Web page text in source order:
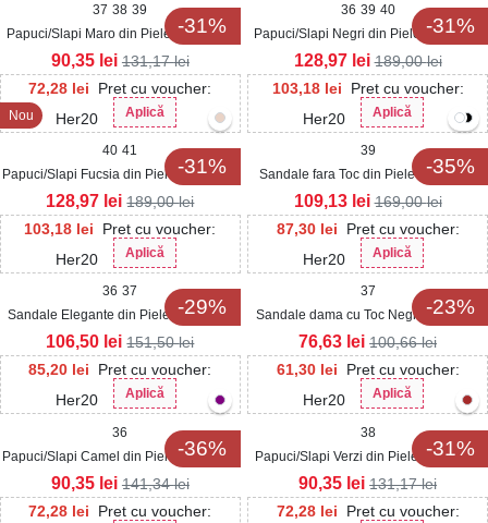
-31%
37 38 39
Papuci/Slapi Maro din Piele Ecologica
Lacuita Alanza
72,28 lei
Pret cu voucher:
Her20
Aplică
90,35 lei 131,17lei
-31%
36 39 40
Papuci/Slapi Negri din Piele Ecologica
Lacuita Sherli2
103,18 lei
Pret cu voucher:
Her20
Aplică
128,97 lei 189,00lei
Nou
-31%
40 41
Papuci/Slapi Fucsia din Piele Ecologica
Sherli
103,18 lei
Pret cu voucher:
Her20
Aplică
128,97 lei 189,00lei
-35%
39
Sandale fara Toc din Piele Ecologica
dama Bej Layalle
87,30 lei
Pret cu voucher:
Her20
Aplică
109,13 lei 169,00lei
-29%
36 37
Sandale Elegante din Piele Ecologica
dama Negre Kersti
85,20 lei
Pret cu voucher:
Her20
Aplică
106,50 lei 151,50lei
-23%
37
Sandale dama cu Toc Negre din Piele
Ecologica Ayala
61,30 lei
Pret cu voucher:
Her20
Aplică
76,63 lei 100,66lei
-36%
36
Papuci/Slapi Camel din Piele Ecologica
Intoarsa Sirka
72,28 lei Pret cu voucher:
90,35 lei 141,34lei
-31%
38
Papuci/Slapi Verzi din Piele Ecologica
Lacuita Alanza
72,28 lei Pret cu voucher:
90,35 lei 131,17lei